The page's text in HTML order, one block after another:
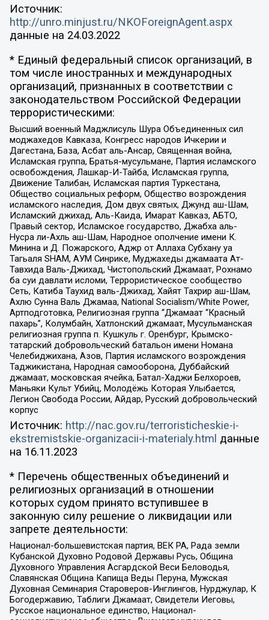
Источник:
http://unro.minjust.ru/NKOForeignAgent.aspx
данные на 24.03.2022
* Единый федеральный список организаций, в
том числе иностранных и международных
организаций, признанных в соответствии с
законодательством Российской Федерации
террористическими:
Высший военный Маджлисуль Шура Объединенных сил
моджахедов Кавказа, Конгресс народов Ичкерии и
Дагестана, База, Асбат аль-Ансар, Священная война,
Исламская группа, Братья-мусульмане, Партия исламского
освобождения, Лашкар-И-Тайба, Исламская группа,
Движение Талибан, Исламская партия Туркестана,
Общество социальных реформ, Общество возрождения
исламского наследия, Дом двух святых, Джунд аш-Шам,
Исламский джихад, Аль-Каида, Имарат Кавказ, АБТО,
Правый сектор, Исламское государство, Джабха аль-
Нусра ли-Ахль аш-Шам, Народное ополчение имени К.
Минина и Д. Пожарского, Аджр от Аллаха Субхану уа
Тагьаля SHAM, АУМ Синрике, Муджахеды джамаата Ат-
Тавхида Валь-Джихад, Чистопольский Джамаат, Рохнамо
ба суи давлати исломи, Террористическое сообщество
Сеть, Катиба Таухид валь-Джихад, Хайят Тахрир аш-Шам,
Ахлю Сунна Валь Джамаа, National Socialism/White Power,
Артподготовка, Религиозная группа “Джамаат “Красный
пахарь”, Колумбайн, Хатлонский джамаат, Мусульманская
религиозная группа п. Кушкуль г. Оренбург, Крымско-
татарский добровольческий батальон имени Номана
Челебиджихана, Азов, Партия исламского возрождения
Таджикистана, Народная самооборона, Дуббайский
джамаат, московская ячейка, Батал-Хаджи Белхороев,
Маньяки Культ Убийц, Молодёжь Которая Улыбается,
Легион Свобода России, Айдар, Русский добровольческий
корпус
Источник: http://nac.gov.ru/terroristicheskie-i-
ekstremistskie-organizacii-i-materialy.html данные
на 16.11.2023
* Перечень общественных объединений и
религиозных организаций в отношении
которых судом принято вступившее в
законную силу решение о ликвидации или
запрете деятельности:
Национал-большевистская партия, ВЕК РА, Рада земли
Кубанской Духовно Родовой Державы Русь, Община
Духовного Управления Асгардской Веси Беловодья,
Славянская Община Капища Веды Перуна, Мужская
Духовная Семинария Староверов-Инглингов, Нурджулар, К
Богодержавию, Таблиги Джамаат, Свидетели Иеговы,
Русское национальное единство, Национал-